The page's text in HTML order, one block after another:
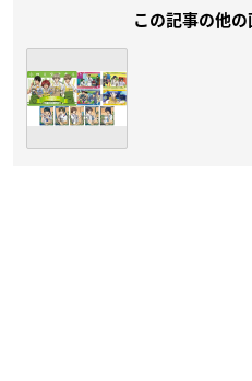
この記事の他の